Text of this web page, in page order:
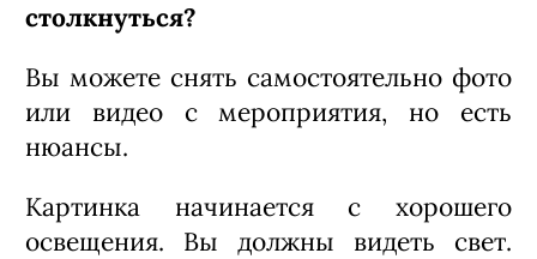
столкнуться?
Вы можете снять самостоятельно фото
или видео с мероприятия, но есть
нюансы.
Картинка начинается с хорошего
освещения. Вы должны видеть свет.